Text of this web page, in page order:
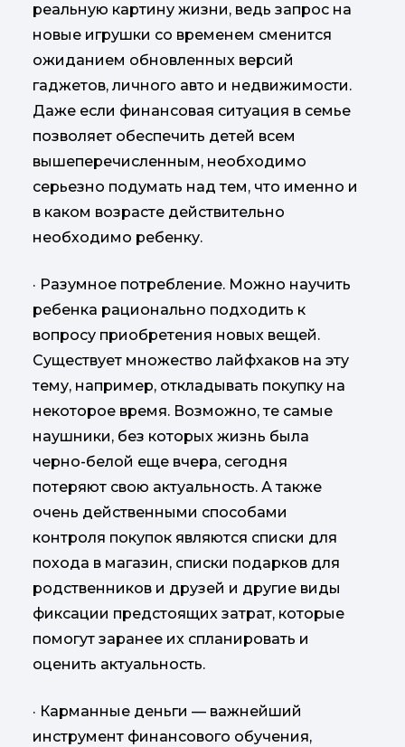
реальную картину жизни, ведь запрос на
новые игрушки со временем сменится
ожиданием обновленных версий
гаджетов, личного авто и недвижимости.
Даже если финансовая ситуация в семье
позволяет обеспечить детей всем
вышеперечисленным, необходимо
серьезно подумать над тем, что именно и
в каком возрасте действительно
необходимо ребенку.
· Разумное потребление. Можно научить
ребенка рационально подходить к
вопросу приобретения новых вещей.
Существует множество лайфхаков на эту
тему, например, откладывать покупку на
некоторое время. Возможно, те самые
наушники, без которых жизнь была
черно-белой еще вчера, сегодня
потеряют свою актуальность. А также
очень действенными способами
контроля покупок являются списки для
похода в магазин, списки подарков для
родственников и друзей и другие виды
фиксации предстоящих затрат, которые
помогут заранее их спланировать и
оценить актуальность.
· Карманные деньги — важнейший
инструмент финансового обучения,